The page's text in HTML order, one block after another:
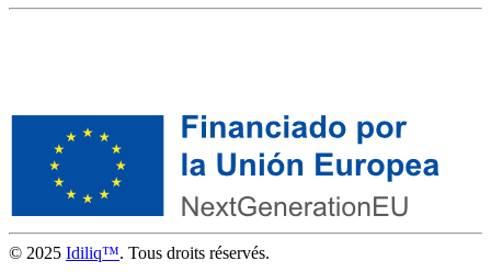
© 2025 Idiliq™. Tous droits réservés.